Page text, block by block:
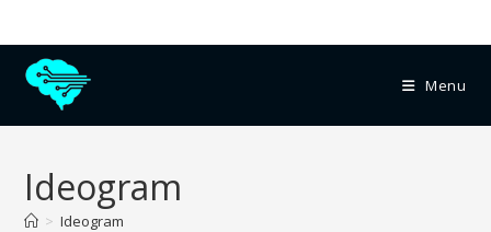
Menu
Ideogram
> Ideogram